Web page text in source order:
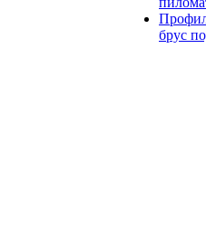
брус